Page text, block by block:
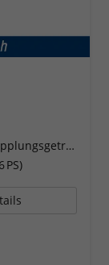
Doppelkupplungsgetriebe (DSG)
PS)